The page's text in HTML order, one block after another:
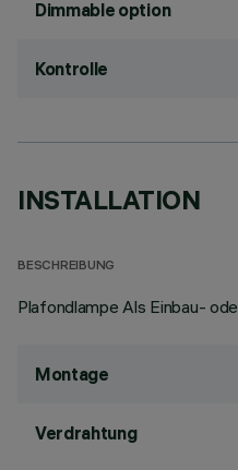
Dimmable option
Kontrolle
INSTALLATION
BESCHREIBUNG
Plafondlampe Als Einbau-
Montage
Verdrahtung